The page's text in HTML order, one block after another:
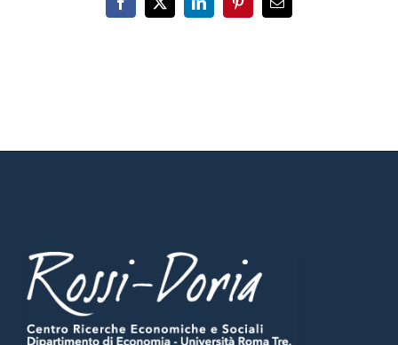
Facebook
X LinkedInPinterestEmail